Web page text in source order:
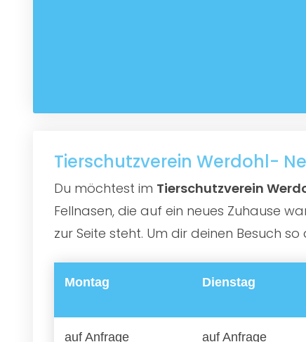
Tierschutzverein Werdohl-
Du möchtest im Tierschutzverein
Fellnasen, die auf ein neues Zuhause
zur Seite steht. Um dir deinen Besuch
Montag Dienstag
auf Anfrage auf Anfrage